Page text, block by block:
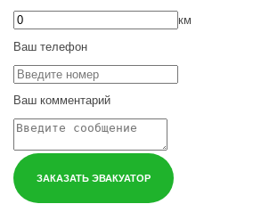
км
Ваш телефон
Ваш комментарий
ЗАКАЗАТЬ ЭВАКУАТОР